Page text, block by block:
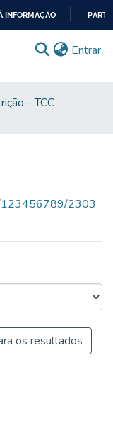
INFORMAÇÃO
Entrar
- TCC
123456789/2303
os resultados